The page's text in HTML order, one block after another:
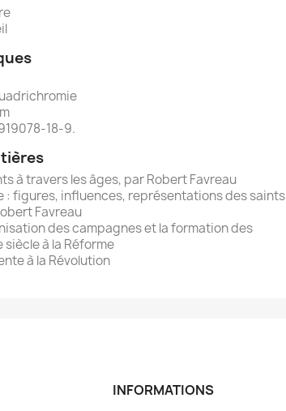
18-9.
à travers les âges, par Robert Favreau
: figures, influences, représentations des saints
Favreau
des campagnes et la formation des
siècle à la Réforme
à la Révolution
INFORMATIONS